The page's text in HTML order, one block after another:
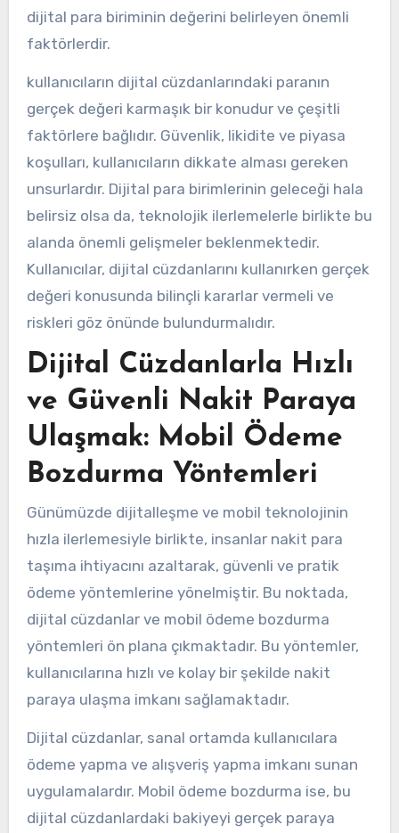
dijital para biriminin değerini belirleyen önemli
faktörlerdir.
kullanıcıların dijital cüzdanlarındaki paranın
gerçek değeri karmaşık bir konudur ve çeşitli
faktörlere bağlıdır. Güvenlik, likidite ve piyasa
koşulları, kullanıcıların dikkate alması gereken
unsurlardır. Dijital para birimlerinin geleceği hala
belirsiz olsa da, teknolojik ilerlemelerle birlikte bu
alanda önemli gelişmeler beklenmektedir.
Kullanıcılar, dijital cüzdanlarını kullanırken gerçek
değeri konusunda bilinçli kararlar vermeli ve
riskleri göz önünde bulundurmalıdır.
Dijital Cüzdanlarla Hızlı
ve Güvenli Nakit Paraya
Ulaşmak: Mobil Ödeme
Bozdurma Yöntemleri
Günümüzde dijitalleşme ve mobil teknolojinin
hızla ilerlemesiyle birlikte, insanlar nakit para
taşıma ihtiyacını azaltarak, güvenli ve pratik
ödeme yöntemlerine yönelmiştir. Bu noktada,
dijital cüzdanlar ve mobil ödeme bozdurma
yöntemleri ön plana çıkmaktadır. Bu yöntemler,
kullanıcılarına hızlı ve kolay bir şekilde nakit
paraya ulaşma imkanı sağlamaktadır.
Dijital cüzdanlar, sanal ortamda kullanıcılara
ödeme yapma ve alışveriş yapma imkanı sunan
uygulamalardır. Mobil ödeme bozdurma ise, bu
dijital cüzdanlardaki bakiyeyi gerçek paraya